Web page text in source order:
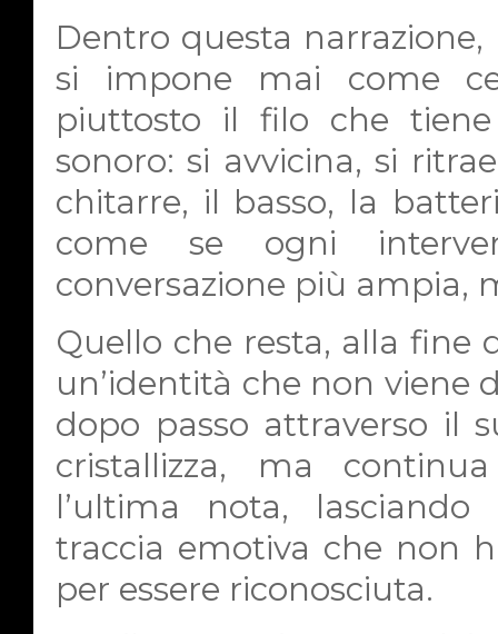
Dentro questa
si impone mai come
piuttosto il filo che
sonoro: si avvicina, si
chitarre, il basso, la
come se ogni
conversazione più ampia,
Quello che resta, alla fine
un’identità che non viene
dopo passo attraverso il
cristallizza, ma
l’ultima nota,
traccia emotiva che non
per essere riconosciuta.